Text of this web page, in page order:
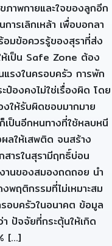
าพกายและใจของลูกอีก
รเลิกเหล้า เพื่อบอกลา
มข้อควรรู้ของสุราที่ส่ง
ห้เป็น Safe Zone ต้อง
แรงในครอบครัว การพัก
องคงไม่ใช่เรื่องผิด โดย
งให้รับผิดชอบมากมาย
ป็นอีกหนทางที่ใช้หลบหนี
ลให้เสพติด จนสร้าง
ารในสุรามีฤทธิ์บ่อน
งานของสมองถดถอย นำ
พฤติกรรมที่ไม่เหมาะสม
อบครัวในอนาคต ข้อมูล
ปัจจัยที่กระตุ้นให้เกิด
[…]